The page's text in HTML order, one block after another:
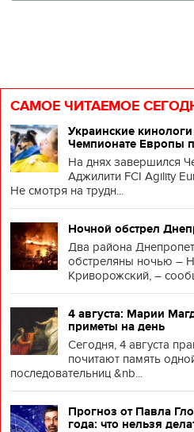
САМОЕ ЧИТАЕМОЕ
Украинские
Чемпионате Европы
На днях завершился
Аджилити FCI Agility
Не смотря на трудн...
Ночной обстрел
Два района
обстреляны ночью –
Криворожский, –
4 августа: Марии
приметы на день
Сегодня, 4 августа
почитают память
последовательниц &nb...
Прогноз от Павла
года: что нельзя